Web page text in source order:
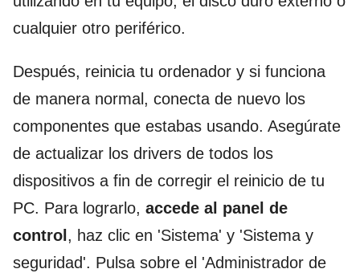
cualquier otro periférico.
Después, reinicia tu ordenador y si funciona
de manera normal, conecta de nuevo los
componentes que estabas usando. Asegúrate
de actualizar los drivers de todos los
dispositivos a fin de corregir el reinicio de tu
PC. Para lograrlo, accede al panel de
control , haz clic en 'Sistema' y 'Sistema y
seguridad'. Pulsa sobre el 'Administrador de